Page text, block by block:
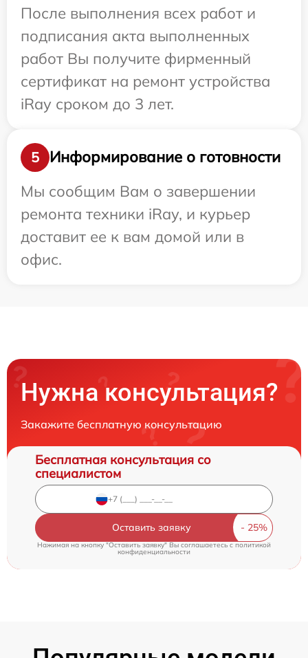
После выполнения всех работ и
подписания акта выполненных
работ Вы получите фирменный
сертификат на ремонт устройства
iRay сроком до 3 лет.
5
Информирование о готовности
Мы сообщим Вам о завершении
ремонта техники iRay, и курьер
доставит ее к вам домой или в
офис.
Нужна консультация?
Закажите бесплатную консультацию
Бесплатная консультация со
специалистом
Оставить заявку
Нажимая на кнопку "Оставить заявку" Вы соглашаетесь cполитикой
конфиденциальности